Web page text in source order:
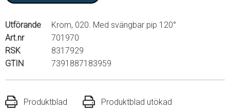
Utförande
Krom, 020. Med svängbar pip 120°
Art.nr
701970
RSK
8317929
GTIN
7391887183959
Produktblad Produktblad utökad